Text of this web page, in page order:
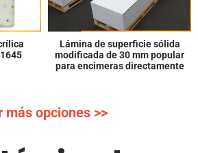
Superficie sólida acrílica
modificada KKR-M7811
más opciones >>